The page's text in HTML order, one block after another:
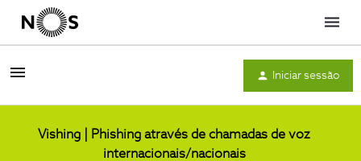
Menu
Iniciar sessão
Vishing | Phishing através de chamadas de voz
internacionais/nacionais